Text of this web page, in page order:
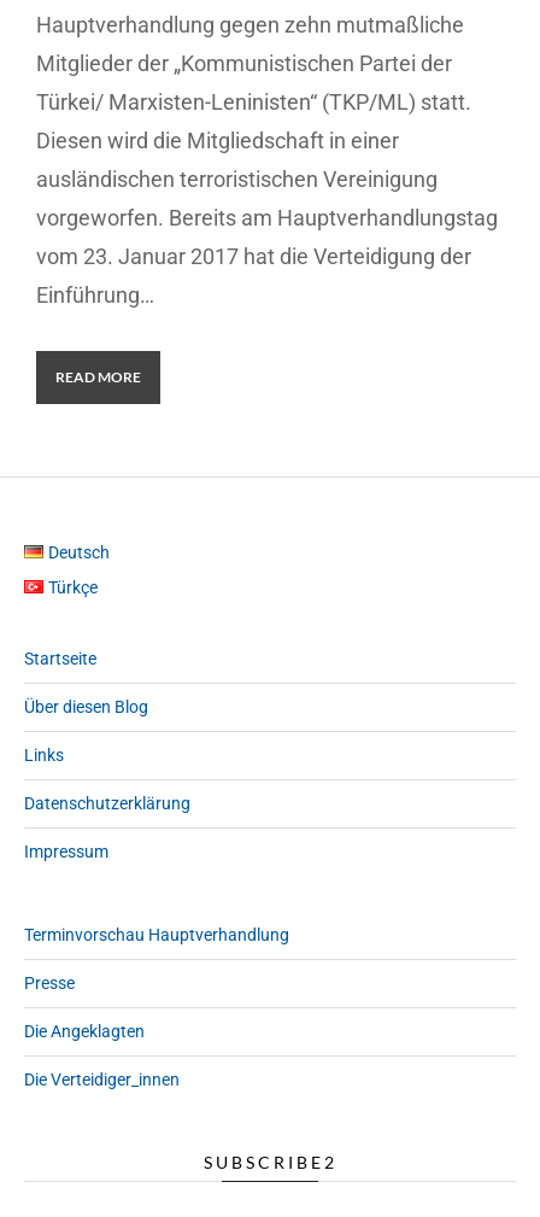
Hauptverhandlung gegen zehn mutmaßliche
Mitglieder der „Kommunistischen Partei der
Türkei/ Marxisten-Leninisten“ (TKP/ML) statt.
Diesen wird die Mitgliedschaft in einer
ausländischen terroristischen Vereinigung
vorgeworfen. Bereits am Hauptverhandlungstag
vom 23. Januar 2017 hat die Verteidigung der
Einführung…
READ MORE
Deutsch
Türkçe
Startseite
Über diesen Blog
Links
Datenschutzerklärung
Impressum
Terminvorschau Hauptverhandlung
Presse
Die Angeklagten
Die Verteidiger_innen
SUBSCRIBE2